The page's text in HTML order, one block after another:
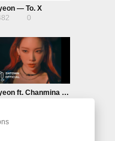
— To. X
0
Taeyeon ft. Chanmina — #GirlsSpkOut